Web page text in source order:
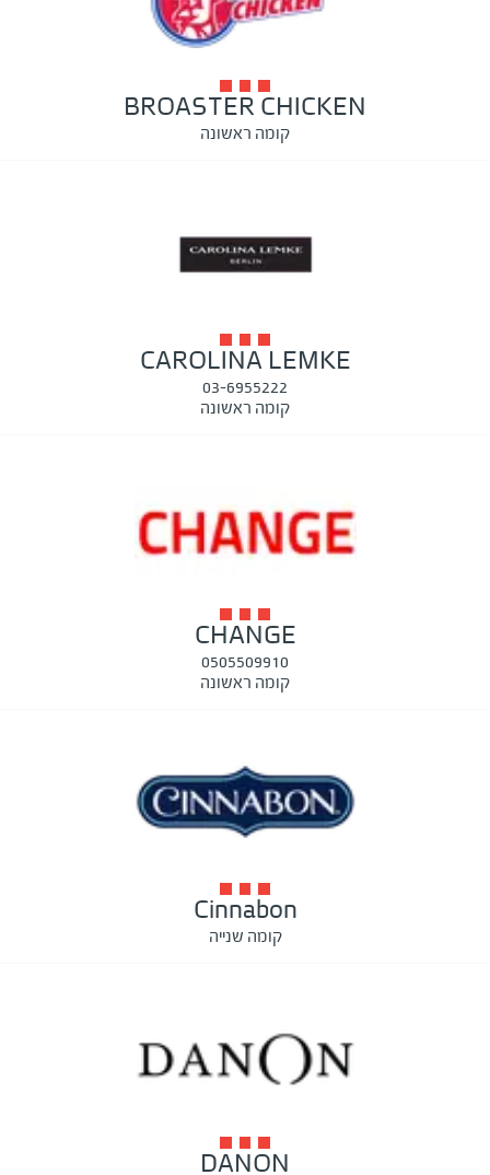
BROASTER CHICKEN
קומה ראשונה
CAROLINA LEMKE
03-6955222
קומה ראשונה
CHANGE
0505509910
קומה ראשונה
Cinnabon
קומה שנייה
DANON